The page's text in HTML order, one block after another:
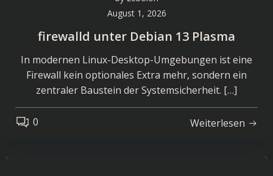
August 1, 2026
firewalld unter Debian 13 Plasma
In modernen Linux-Desktop-Umgebungen ist eine
Firewall kein optionales Extra mehr, sondern ein
zentraler Baustein der Systemsicherheit. […]
0 Weiterlesen